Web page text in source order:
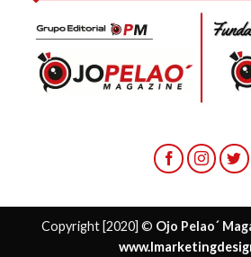
Copyright [2020] © Ojo Pelao´